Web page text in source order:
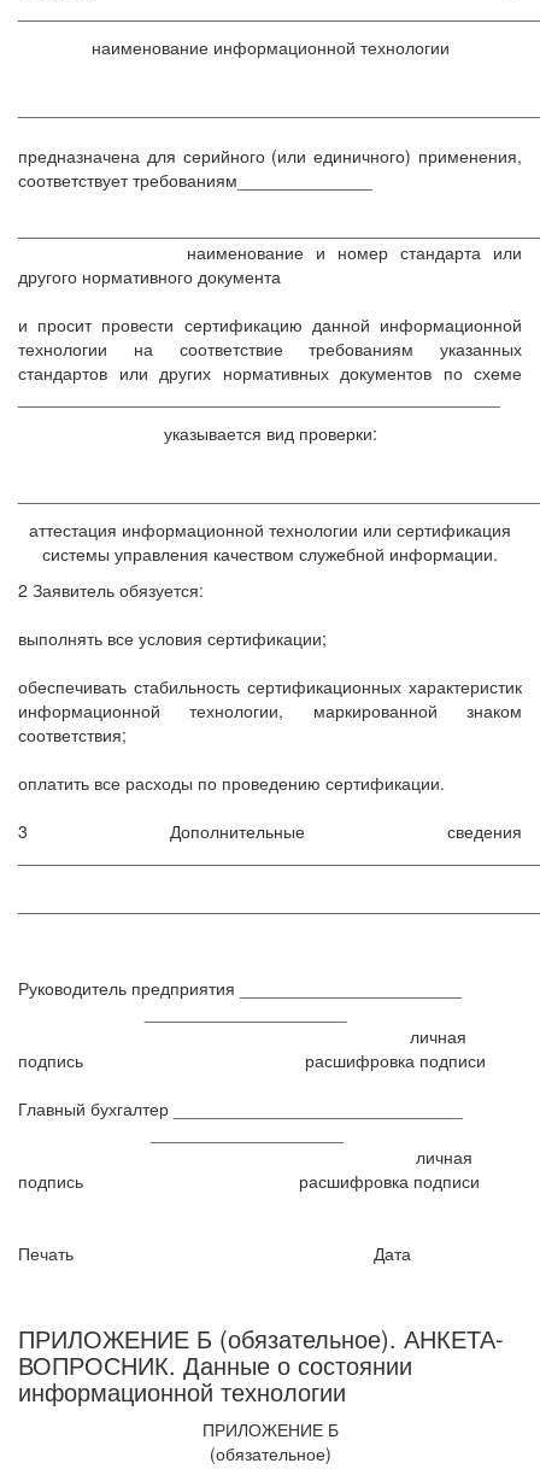
наименование информационной технологии
предназначена для серийного (или единичного) применения,
соответствует требованиям______________
наименование и номер стандарта или
другого нормативного документа
и просит провести сертификацию данной информационной
технологии на соответствие требованиям указанных
стандартов или других нормативных документов по схеме
указывается вид проверки:
аттестация информационной технологии или сертификация
системы управления качеством служебной информации.
2 Заявитель обязуется:
выполнять все условия сертификации;
обеспечивать стабильность сертификационных характеристик
информационной технологии, маркированной знаком
соответствия;
оплатить все расходы по проведению сертификации.
3 Дополнительные сведения
Руководитель предприятия _______________________
личная
подпись
расшифровка подписи
Главный бухгалтер ______________________________
личная
подпись
расшифровка подписи
Печать Дата
ПРИЛОЖЕНИЕ Б (обязательное). АНКЕТА-
ВОПРОСНИК. Данные о состоянии
информационной технологии
ПРИЛОЖЕНИЕ Б
(обязательное)